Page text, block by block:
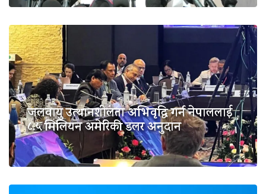
जलवायु उत्थानशीलता अभिवृद्धि गर्न नेपाललाई
८.५ मिलियन अमेरिकी डलर अनुदान